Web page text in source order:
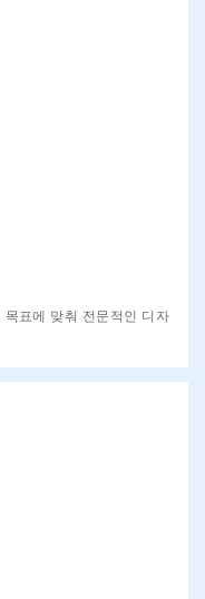
표에 맞춰 전문적인 디자